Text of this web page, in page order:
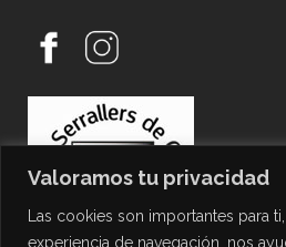
Valoramos tu privacidad
Las cookies son importantes para
experiencia de navegación, nos